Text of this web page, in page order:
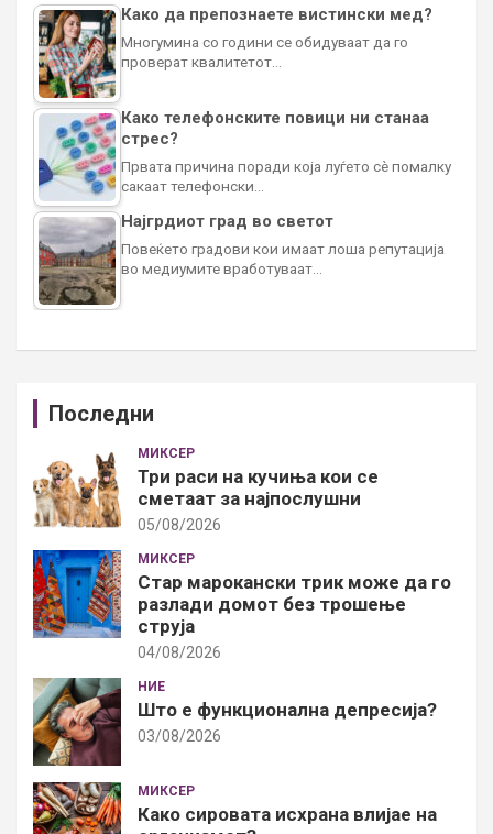
Како да препознаете вистински мед?
Многумина со години се обидуваат да го
проверат квалитетот…
Како телефонските повици ни станаа
стрес?
Првата причина поради која луѓето сè помалку
сакаат телефонски…
Најгрдиот град во светот
Повеќето градови кои имаат лоша репутација
во медиумите вработуваат…
Последни
МИКСЕР
Три раси на кучиња кои се
сметаат за најпослушни
05/08/2026
МИКСЕР
Стар марокански трик може да го
разлади домот без трошење
струја
04/08/2026
НИЕ
Што е функционална депресија?
03/08/2026
МИКСЕР
Како сировата исхрана влијае на